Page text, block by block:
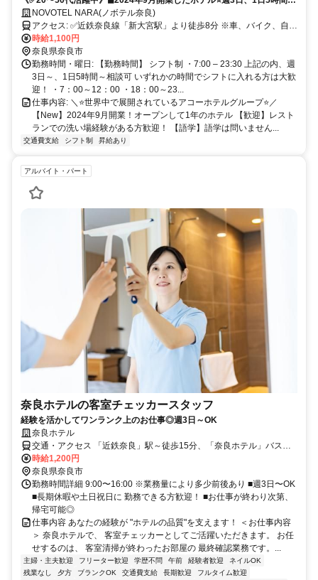
相談可◎フリーターさん活躍中♪
NOVOTEL NARA(ノボテル奈良)
アクセス: ✅近鉄奈良線「新大宮駅」より徒歩8分 ※車、バイク、自転
車通勤OK（従業員用駐輪場あり） ※駐車場は規定あり
時給1,100円
奈良県奈良市
勤務時間・曜日: 【勤務時間】 シフト制 ・7:00 – 23:30 上記の内、週
3日～、1日5時間～相談可 いずれかの時間でシフトに入れる方は大歓
迎！ ・7：00～12：00 ・18：00～23...
仕事内容: ＼⭐️世界中で展開されているアコーホテルグループ⭐️／
【New】2024年9月開業！オープンして1年のホテル 【歓迎】レスト
ランでの洗い場経験がある方歓迎！ 【語学】語学は問いません...
交通費支給 シフト制 昇給あり
アルバイト・パート
奈良ホテルの客室チェッカースタッフ
経験を活かしてワンランク上のお仕事◎週3日～OK
奈良ホテル
交通・アクセス 「近鉄奈良」駅～徒歩15分、「奈良ホテル」バス停
すぐ
時給1,200円
奈良県奈良市
勤務時間詳細 9:00〜16:00 ※業務量により多少前後あり ■週3日〜OK
■長期休暇や土日祝日に 勤務できる方歓迎！ ■お仕事が終わり次第、
帰宅可能◎
仕事内容 あなたの経験が "ホテルの品質"を支えます！ ＜お仕事内容
＞ 奈良ホテルで、 客室チェッカーとしてご活躍いただきます。 お任
せするのは、 客室清掃が終わったお部屋の 最終確認業務です。...
主婦・主夫歓迎 フリーター歓迎 学歴不問 午前 経験者歓迎
ネイルOK
残業なし
夕方 ブランクOK 交通費支給 長期歓迎
フルタイム歓迎